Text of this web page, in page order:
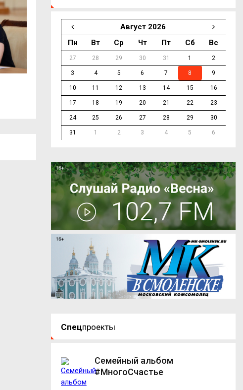
Улица Ленина стала удобнее и
безопаснее для...
7 августа.
Август 2026
Пн
Вт Ср Чт Пт Сб Вс
27 28 29 30 31 1 2
3 4 5 6 7 8 9
10 11 12 13 14 15 16
17 18 19 20 21 22 23
24 25 26 27 28 29 30
31 1 2 3 4 5 6
Спецпроекты
Семейный альбом
#МногоСчастье